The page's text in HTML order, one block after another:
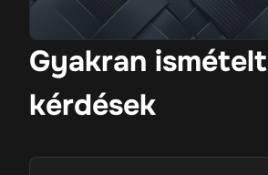
Gyakran ismételt
kérdések